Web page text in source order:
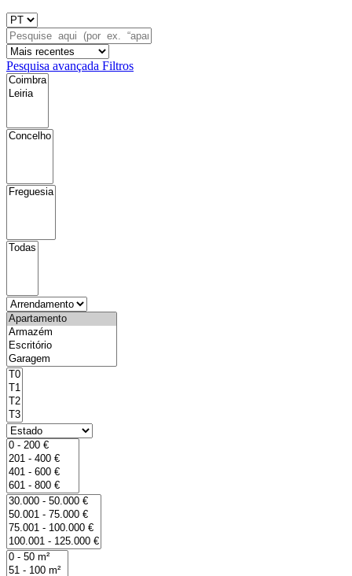
Pesquisa avançada Filtros